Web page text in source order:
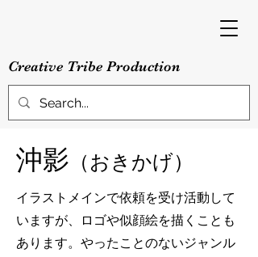
Creative Tribe Production
沖影 （おきかげ）
イラストメインで依頼を受け活動して
いますが、ロゴや似顔絵を描くことも
あります。やったことのないジャンル